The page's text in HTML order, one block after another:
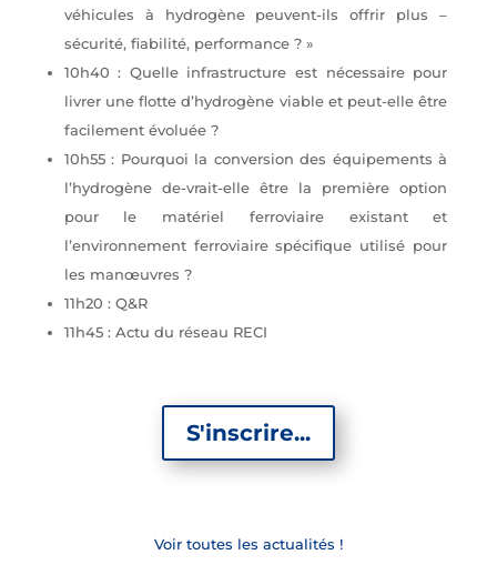
véhicules à hydrogène peuvent-ils offrir plus –
sécurité, fiabilité, performance ? »
10h40 : Quelle infrastructure est nécessaire pour
livrer une flotte d’hydrogène viable et peut-elle être
facilement évoluée ?
10h55 : Pourquoi la conversion des équipements à
l’hydrogène de-vrait-elle être la première option
pour le matériel ferroviaire existant et
l’environnement ferroviaire spécifique utilisé pour
les manœuvres ?
11h20 : Q&R
11h45 : Actu du réseau RECI
S'inscrire...
Voir toutes les actualités !